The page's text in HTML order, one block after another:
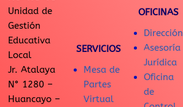
Unidad de
Gestión
Educativa
Local
Jr. Atalaya
N° 1280 –
Huancayo –
SERVICIOS
Mesa de
Partes
Virtual
OFICINAS
Dirección
Asesoría
Jurídica
Oficina
de